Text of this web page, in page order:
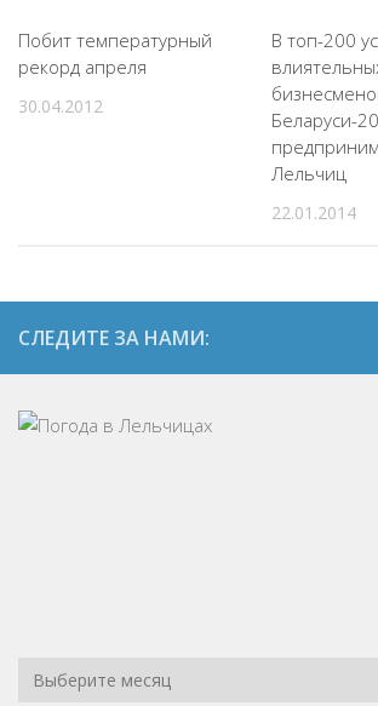
Побит температурный
рекорд апреля
30.04.2012
В топ-200
Беларуси-
Лельчиц
22.01.2014
СЛЕДИТЕ ЗА НАМИ: